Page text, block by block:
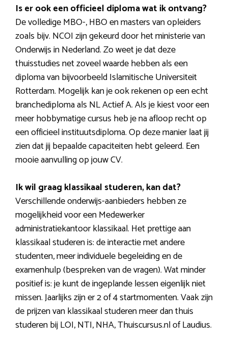
Is er ook een officieel diploma wat ik ontvang?
De volledige MBO-, HBO en masters van opleiders
zoals bijv. NCOI zijn gekeurd door het ministerie van
Onderwijs in Nederland. Zo weet je dat deze
thuisstudies net zoveel waarde hebben als een
diploma van bijvoorbeeld Islamitische Universiteit
Rotterdam. Mogelijk kan je ook rekenen op een echt
branchediploma als NL Actief A. Als je kiest voor een
meer hobbymatige cursus heb je na afloop recht op
een officieel instituutsdiploma. Op deze manier laat jij
zien dat jij bepaalde capaciteiten hebt geleerd. Een
mooie aanvulling op jouw CV.
Ik wil graag klassikaal studeren, kan dat?
Verschillende onderwijs-aanbieders hebben ze
mogelijkheid voor een Medewerker
administratiekantoor klassikaal. Het prettige aan
klassikaal studeren is: de interactie met andere
studenten, meer individuele begeleiding en de
examenhulp (bespreken van de vragen). Wat minder
positief is: je kunt de ingeplande lessen eigenlijk niet
missen. Jaarlijks zijn er 2 of 4 startmomenten. Vaak zijn
de prijzen van klassikaal studeren meer dan thuis
studeren bij LOI, NTI, NHA, Thuiscursus.nl of Laudius.